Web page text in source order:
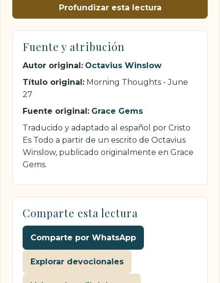
Profundizar esta lectura
Fuente y atribución
Autor original: Octavius Winslow
Título original: Morning Thoughts - June
27
Fuente original: Grace Gems
Traducido y adaptado al español por Cristo
Es Todo a partir de un escrito de Octavius
Winslow, publicado originalmente en Grace
Gems.
Comparte esta lectura
Comparte por WhatsApp
Explorar devocionales